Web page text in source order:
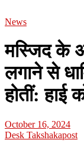
News
मस्जिद के
लगाने से
होतीं: हाई
October 16, 2024
Desk Takshakapost